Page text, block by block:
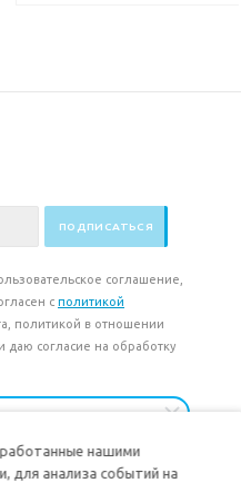
соглашение,
с политикой
политикой в отношении
согласие на обработку
нашими
для анализа событий на